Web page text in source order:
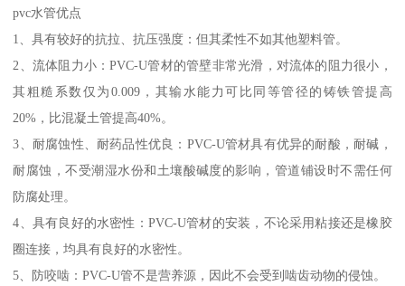
pvc水管优点
1、具有较好的抗拉、抗压强度：但其柔性不如其他塑料管。
2、流体阻力小：PVC-U管材的管壁非常光滑，对流体的阻力很小，
其粗糙系数仅为0.009，其输水能力可比同等管径的铸铁管提高
20%，比混凝土管提高40%。
3、耐腐蚀性、耐药品性优良：PVC-U管材具有优异的耐酸，耐碱，
耐腐蚀，不受潮湿水份和土壤酸碱度的影响，管道铺设时不需任何
防腐处理。
4、具有良好的水密性：PVC-U管材的安装，不论采用粘接还是橡胶
圈连接，均具有良好的水密性。
5、防咬啮：PVC-U管不是营养源，因此不会受到啮齿动物的侵蚀。